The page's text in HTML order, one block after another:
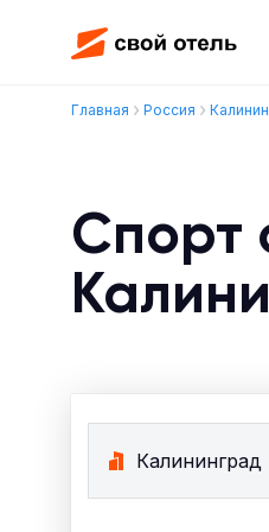
Главная Россия
Спорт
Калининград